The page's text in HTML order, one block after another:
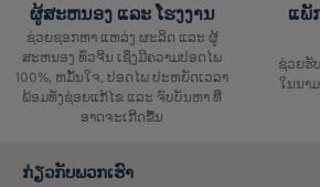
ຜູ້ສະຫນອງ ແລະ ໂຮງງານ
ຊ່ວຍຊອກຫາ ແຫລ່ງ ຜະລິດ ແລະ ຜູ້
ສະຫນອງ ທົ່ວຈີນ ເຊິ່ງມີຄວາມປອດໄພ
100%, ຫມັ້ນໃຈ, ປອດໄພ ປະຫຍັດເວລາ
ພ້ອມທັງຊ່ອຍແກ້ໄຂ ແລະ ຈົບບັນຫາ ທີ່
ອາດຈະເກີດຂື້ນ
ແພັ
ຊ່ວຍຮັ
ໃນນາ
ກ່ຽວກັບພວກເຮົາ